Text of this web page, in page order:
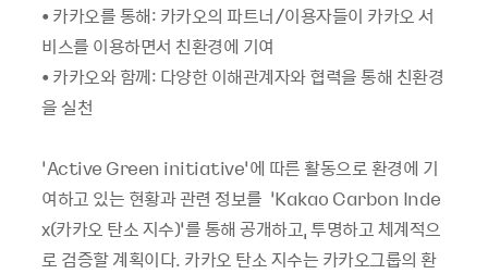
• 카카오를 통해: 카카오의 파트너/이용자들이 카카오 서
비스를 이용하면서 친환경에 기여
• 카카오와 함께: 다양한 이해관계자와 협력을 통해 친환경
을 실천
‘Active Green initiative’에 따른 활동으로 환경에 기
여하고 있는 현황과 관련 정보를 ‘Kakao Carbon Inde
x(카카오 탄소 지수)’를 통해 공개하고, 투명하고 체계적으
로 검증할 계획이다. 카카오 탄소 지수는 카카오그룹의 환